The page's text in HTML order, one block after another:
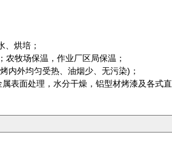
烘培；
牧场保温，作业厂区局保温；
外均匀受热、油烟少、无污染)；
表面处理，水分干燥，铝型材烤漆及各式直